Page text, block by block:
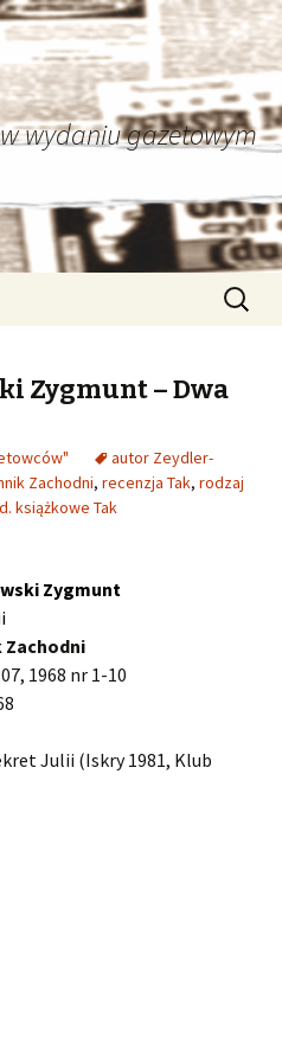
wydaniu gazetowym
Szukaj:
Zygmunt – Dwa
autor Zeydler-
Zachodni, recenzja Tak, rodzaj
książkowe Tak
Zygmunt
Zachodni
1968 nr 1-10
Julii (Iskry 1981, Klub